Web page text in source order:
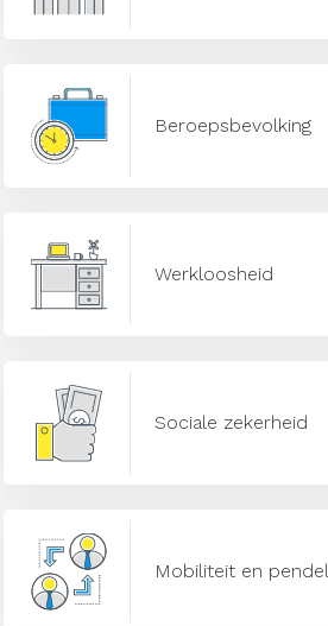
Beroepsbevolking
Werkloosheid
Sociale zekerheid
Mobiliteit en pendel